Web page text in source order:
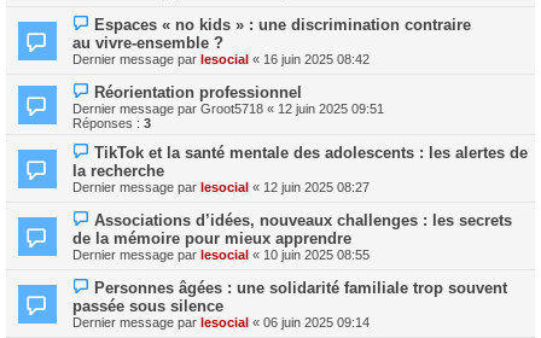
Espaces « no kids » : une discrimination contraire
au vivre-ensemble ?
Dernier message par lesocial « 16 juin 2025 08:42
Réorientation professionnel
Dernier message par Groot5718 « 12 juin 2025 09:51
Réponses : 3
TikTok et la santé mentale des adolescents : les alertes de
la recherche
Dernier message par lesocial « 12 juin 2025 08:27
Associations d’idées, nouveaux challenges : les secrets
de la mémoire pour mieux apprendre
Dernier message par lesocial « 10 juin 2025 08:55
Personnes âgées : une solidarité familiale trop souvent
passée sous silence
Dernier message par lesocial « 06 juin 2025 09:14